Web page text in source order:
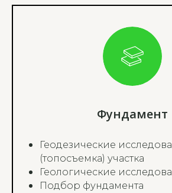
Фундамент
Геодезические
(топосъемка) участка
Геологические
Подбор фундамента